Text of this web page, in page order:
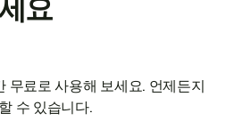
요
무료로 사용해 보세요. 언제든지
수 있습니다.